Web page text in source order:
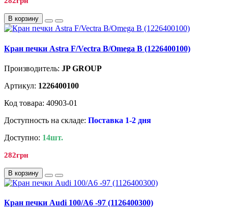
В корзину
Кран печки Astra F/Vectra B/Omega B (1226400100)
Производитель: JP GROUP
Артикул: 1226400100
Код товара: 40903-01
Доступность на складе: Поставка 1-2 дня
Доступно: 14шт.
282грн
В корзину
Кран печки Audi 100/A6 -97 (1126400300)